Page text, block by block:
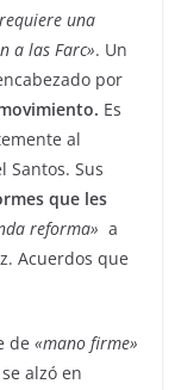
una
a las Farc». Un
por
Es
al
Santos. Sus
que les
reforma» a
Acuerdos que
de «mano firme»
alzó en